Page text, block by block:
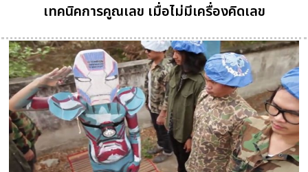
เทคนิคการคูณเลข เมื่อไม่มีเครื่องคิดเลข